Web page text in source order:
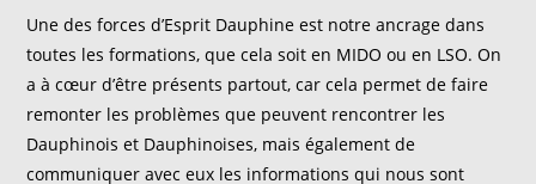
Une des forces d’Esprit Dauphine est notre ancrage dans
toutes les formations, que cela soit en MIDO ou en LSO. On
a à cœur d’être présents partout, car cela permet de faire
remonter les problèmes que peuvent rencontrer les
Dauphinois et Dauphinoises, mais également de
communiquer avec eux les informations qui nous sont